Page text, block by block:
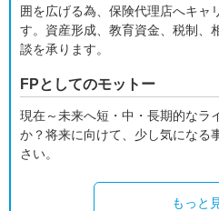
囲を広げる為、保険代理店へキャ
す。資産形成、教育資金、税制、
談を承ります。
FPとしてのモットー
現在～未来へ短・中・長期的なラ
か？将来に向けて、少し気になる
さい。
もっと